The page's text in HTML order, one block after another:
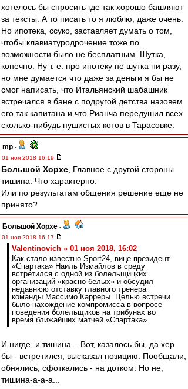
хотелось бы спросить где так хорошо башляют
за тексты. А то писать то я люблю, даже очень.
Но ипотека, ссуко, заставляет думать о том,
чтобы клавиатуродрочение тоже по
возможности было не бесплатным. Шутка,
конечно. Ну т. е. про ипотеку не шутка ни разу,
но мне думается что даже за деньги я бы не
смог написать, что Итальянский шабашник
встречался в бане с подругой детства назовем
его так капитана и что Рианча передушил всех
сколько-нибудь пушистых котов в Тарасовке.
mp -
01 ноя 2018 16:19
Большой Хорхе , Главное с другой стороны
тишина. Что характерно.
Или по результатам общения решение еще не
принято?
Большой Хорхе -
01 ноя 2018 16:17
Valentinovich » 01 ноя 2018, 16:02
Как стало известно Sport24, вице-президент
«Спартака» Наиль Измайлов в среду
встретился с одной из болельщицких
организаций «красно-белых» и обсудил
недавнюю отставку главного тренера
команды Массимо Карреры. Целью встречи
было нахождение компромисса в вопросе
поведения болельщиков на трибунах во
время ближайших матчей «Спартака».
И нигде, и тишина... Вот, казалось бы, да хер
бы - встретился, высказал позицию. Пообщали,
обнялись, сфоткались - на дотком. Но не,
тишина-а-а-а...